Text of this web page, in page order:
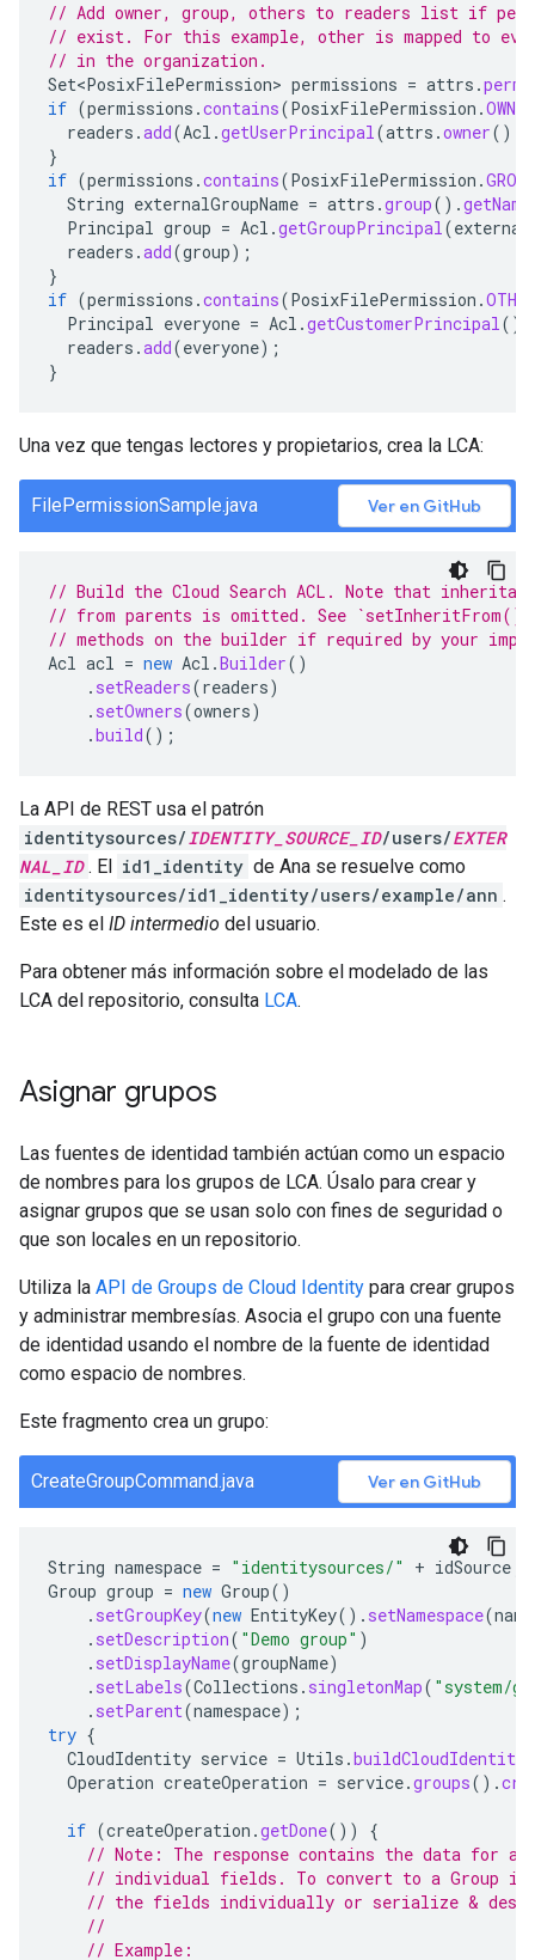
// Add owner, group, others to readers list if
// exist. For this example, other is mapped to
// in the organization.
Set<PosixFilePermission> permissions = attrs .
if (permissions .contains(PosixFilePermission .
readers .add(Acl .getUserPrincipal(attrs .owner().
}
if (permissions .contains(PosixFilePermission .
String externalGroupName = attrs .group().getName
Principal group = Acl .getGroupPrincipal(
readers .add(group);
}
if (permissions .contains(PosixFilePermission .
Principal everyone = Acl .getCustomerPrincipal();
readers .add(everyone);
}
Una vez que tengas lectores y propietarios, crea la LCA:
FilePermissionSample.java Ver en GitHub
// Build the Cloud Search ACL. Note that
// from parents is omitted. See
// methods on the builder if required by your
Acl acl = new Acl .Builder()
. setReaders(readers)
. setOwners(owners)
.build();
La API de REST usa el patrón
identitysources/IDENTITY_SOURCE_ID/users/EXTER
NAL_ID . El id1_identity de Ana se resuelve como
identitysources/id1_identity/users/example/ann .
Este es el ID intermedio del usuario.
Para obtener más información sobre el modelado de las
LCA del repositorio, consulta LCA.
Asignar grupos
Las fuentes de identidad también actúan como un espacio
de nombres para los grupos de LCA. Úsalo para crear y
asignar grupos que se usan solo con fines de seguridad o
que son locales en un repositorio.
Utiliza la API de Groups de Cloud Identity para crear grupos
y administrar membresías. Asocia el grupo con una fuente
de identidad usando el nombre de la fuente de identidad
como espacio de nombres.
Este fragmento crea un grupo:
CreateGroupCommand.java Ver en GitHub
String namespace = "identitysources/" + idSource
Group group = new Group()
. setGroupKey(new EntityKey(). setNamespace(
. setDescription( "Demo group" )
. setDisplayName(groupName)
. setLabels(Collections . singletonMap( "system/
. setParent(namespace);
try {
CloudIdentity service = Utils .
Operation createOperation = service.groups().
if (createOperation .getDone())
{
// Note: The response contains the data for a
// individual fields. To convert to a Group
// the fields individually or serialize &
//
// Example: